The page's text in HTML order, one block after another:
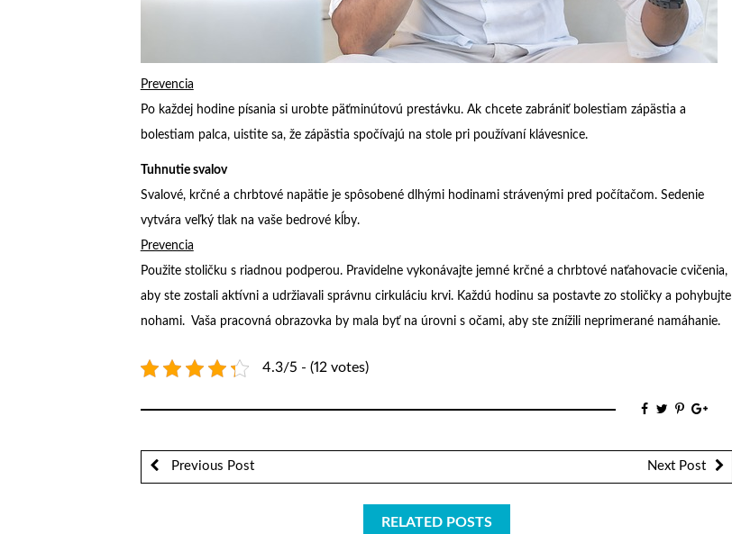
Prevencia
Po každej hodine písania si urobte päťminútovú prestávku. Ak chcete zabrániť bolestiam zápästia a
bolestiam palca, uistite sa, že zápästia spočívajú na stole pri používaní klávesnice.
Tuhnutie svalov
Svalové, krčné a chrbtové napätie je spôsobené dlhými hodinami strávenými pred počítačom. Sedenie
vytvára veľký tlak na vaše bedrové kĺby.
Prevencia
Použite stoličku s riadnou podperou. Pravidelne vykonávajte jemné krčné a chrbtové naťahovacie cvičenia,
aby ste zostali aktívni a udržiavali správnu cirkuláciu krvi. Každú hodinu sa postavte zo stoličky a pohybujte
nohami. Vaša pracovná obrazovka by mala byť na úrovni s očami, aby ste znížili neprimerané namáhanie.
4.3/5 - (12 votes)
Previous Post Next Post
RELATED POSTS